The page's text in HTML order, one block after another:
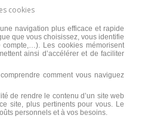
cookies
navigation plus efficace et rapide
que vous choisissez, vous identifie
Les cookies mémorisent
ainsi d’accélérer et de faciliter
comment vous naviguez
de rendre le contenu d’un site web
site, plus pertinents pour vous. Le
personnels et à vos besoins.